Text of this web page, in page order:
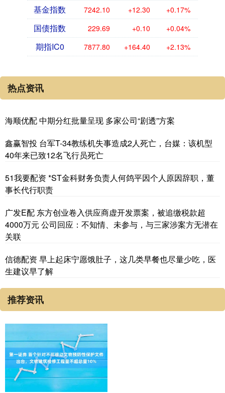
基金指数 7242.10 +12.30 +0.17%
国债指数 229.69 +0.10 +0.04%
期指IC0 7877.80 +164.40 +2.13%
热点资讯
海顺优配 中期分红批量呈现 多家公司“剧透”方案
鑫赢智投 台军T-34教练机失事造成2人死亡，台媒：该机型
40年来已致12名飞行员死亡
51我要配资 *ST金科财务负责人何鸽平因个人原因辞职，董
事长代行职责
广发E配 东方创业卷入供应商虚开发票案，被追缴税款超
4000万元 公司回应：不知情、未参与，与三家涉案方无潜在
关联
信德配资 早上起床宁愿饿肚子，这几类早餐也尽量少吃，医
生建议早了解
推荐资讯